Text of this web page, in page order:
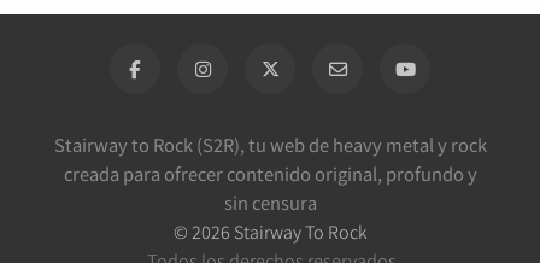
Stairway to Rock (S2R), tu web de heavy metal y rock
creada para ofrecer contenido original, profundo y
sin censura
©2026 Stairway To Rock